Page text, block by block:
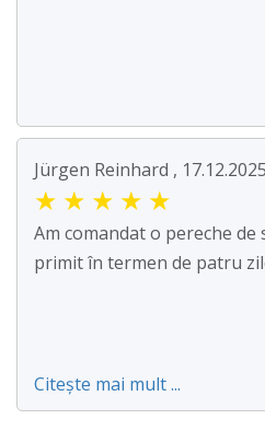
Jürgen Reinhard , 17.12.2025
★ ★ ★ ★ ★
Am comandat o pereche
primit în termen de patru
Citește mai mult ...